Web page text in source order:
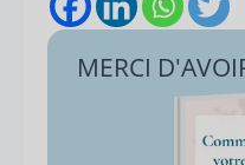
MERCI